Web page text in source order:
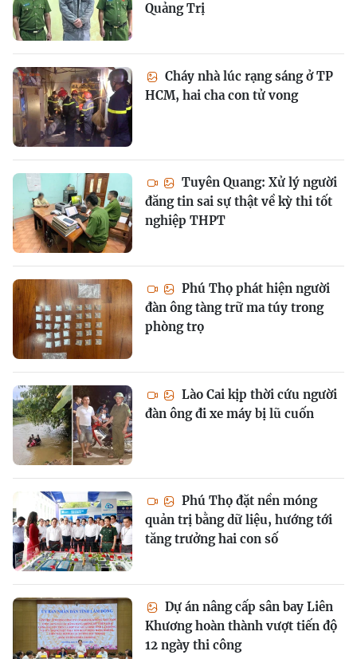
Quảng Trị
Cháy nhà lúc rạng sáng ở TP
HCM, hai cha con tử vong
Tuyên Quang: Xử lý người
đăng tin sai sự thật về kỳ thi tốt
nghiệp THPT
Phú Thọ phát hiện người
đàn ông tàng trữ ma túy trong
phòng trọ
Lào Cai kịp thời cứu người
đàn ông đi xe máy bị lũ cuốn
Phú Thọ đặt nền móng
quản trị bằng dữ liệu, hướng tới
tăng trưởng hai con số
Dự án nâng cấp sân bay Liên
Khương hoàn thành vượt tiến độ
12 ngày thi công